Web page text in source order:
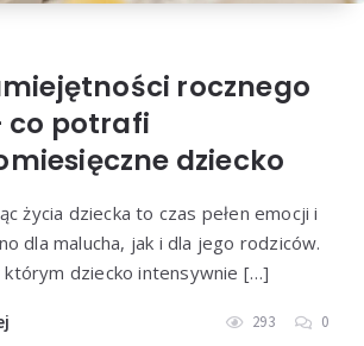
rocznego
co potrafi
dziecko
życia dziecka to czas pełen emocji i
dla malucha, jak i dla jego rodziców.
dziecko intensywnie […]
293 0